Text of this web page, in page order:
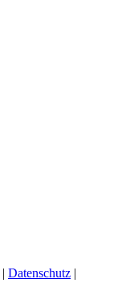
| Datenschutz |